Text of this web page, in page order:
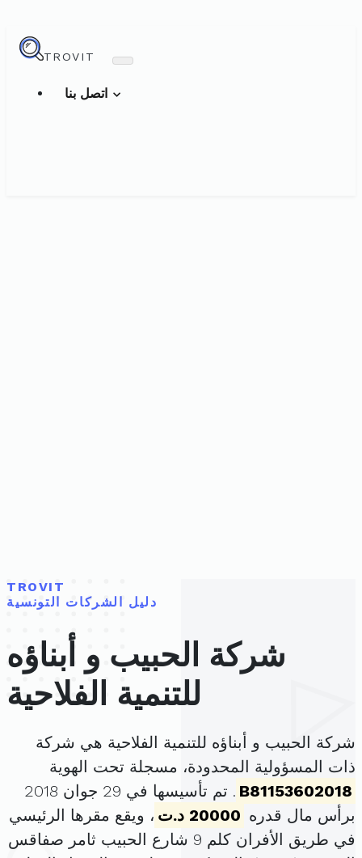
TROVIT
TROVIT
دليل الشركات التونسية
شركة الحبيب و أبناؤه
للتنمية الفلاحية
شركة الحبيب و أبناؤه للتنمية الفلاحية هي شركة
ذات المسؤولية المحدودة، مسجلة تحت الهوية
B81153602018
. تم تأسيسها في 29 جوان 2018
برأس مال قدره 20000 د.ت
، ويقع مقرها الرئيسي
في طريق الأفران كلم 9 شارع الحبيب ثامر صفاقس